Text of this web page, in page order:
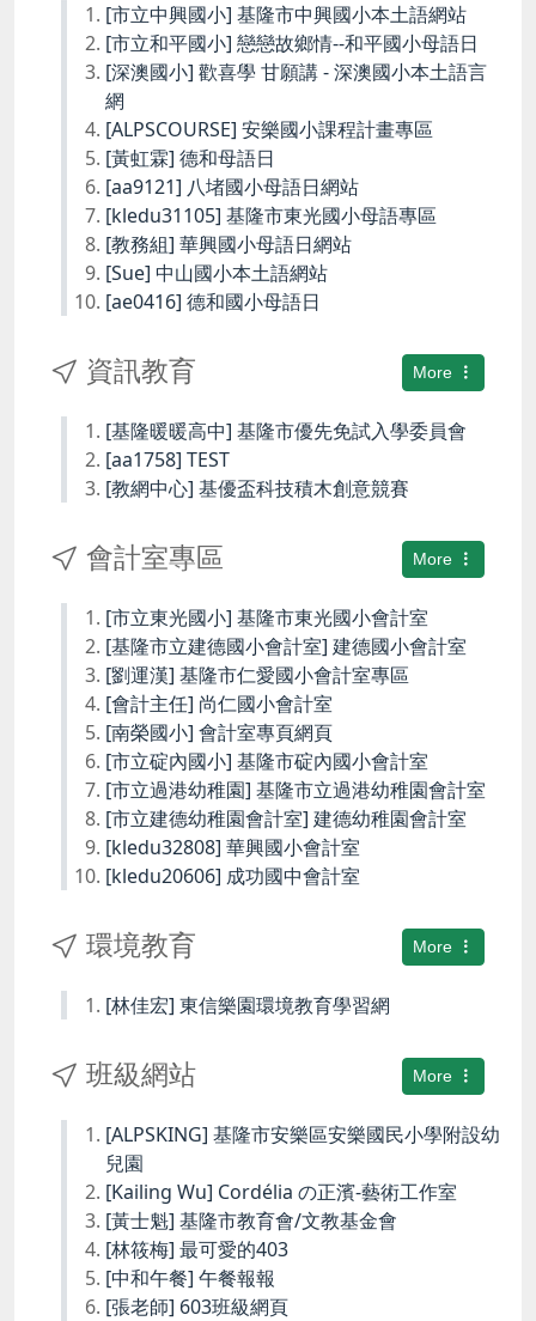
[市立中興國小] 基隆市中興國小本土語網站
[市立和平國小] 戀戀故鄉情--和平國小母語日
[深澳國小] 歡喜學 甘願講 - 深澳國小本土語言
網
[ALPSCOURSE] 安樂國小課程計畫專區
[黃虹霖] 德和母語日
[aa9121] 八堵國小母語日網站
[kledu31105] 基隆市東光國小母語專區
[教務組] 華興國小母語日網站
[Sue] 中山國小本土語網站
[ae0416] 德和國小母語日
More
資訊教育
[基隆暖暖高中] 基隆市優先免試入學委員會
[aa1758] TEST
[教網中心] 基優盃科技積木創意競賽
More
會計室專區
[市立東光國小] 基隆市東光國小會計室
[基隆市立建德國小會計室] 建德國小會計室
[劉運漢] 基隆市仁愛國小會計室專區
[會計主任] 尚仁國小會計室
[南榮國小] 會計室專頁網頁
[市立碇內國小] 基隆市碇內國小會計室
[市立過港幼稚園] 基隆市立過港幼稚園會計室
[市立建德幼稚園會計室] 建德幼稚園會計室
[kledu32808] 華興國小會計室
[kledu20606] 成功國中會計室
More
環境教育
[林佳宏] 東信樂園環境教育學習網
More
班級網站
[ALPSKING] 基隆市安樂區安樂國民小學附設幼
兒園
[Kailing Wu] Cordélia の正濱-藝術工作室
[黃士魁] 基隆市教育會/文教基金會
[林筱梅] 最可愛的403
[中和午餐] 午餐報報
[張老師] 603班級網頁